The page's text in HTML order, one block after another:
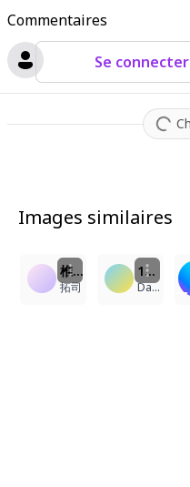
Commentaires
Se
Images similaires
椎名真昼
拓司
1girl, ichigaya arisa\(bang dream!\), masterpiece, looking at viewer, school_uniform, pleated_skirt, twintails
Dark_Anime